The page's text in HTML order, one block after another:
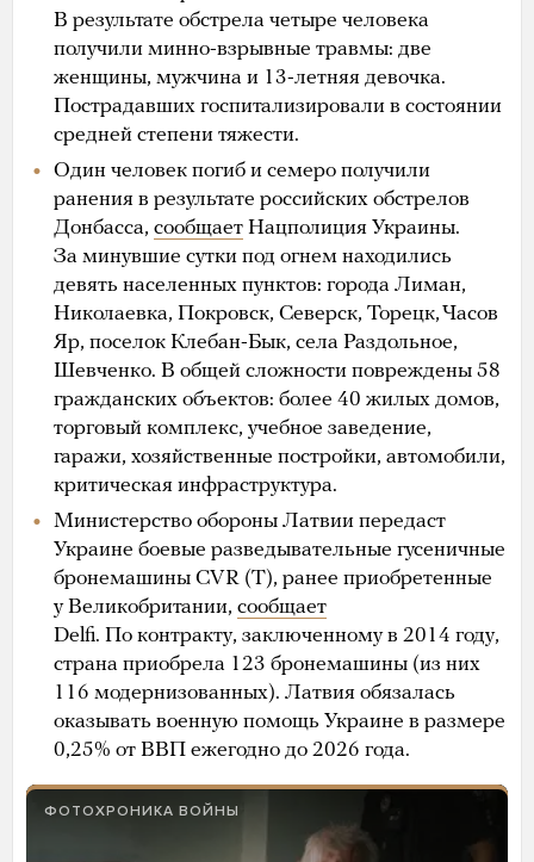
В результате обстрела четыре человека
получили минно-взрывные травмы: две
женщины, мужчина и 13-летняя девочка.
Пострадавших госпитализировали в состоянии
средней степени тяжести.
Один человек погиб и семеро получили
ранения в результате российских обстрелов
Донбасса, сообщает Нацполиция Украины.
За минувшие сутки под огнем находились
девять населенных пунктов: города Лиман,
Николаевка, Покровск, Северск, Торецк, Часов
Яр, поселок Клебан-Бык, села Раздольное,
Шевченко. В общей сложности повреждены 58
гражданских объектов: более 40 жилых домов,
торговый комплекс, учебное заведение,
гаражи, хозяйственные постройки, автомобили,
критическая инфраструктура.
Министерство обороны Латвии передаст
Украине боевые разведывательные гусеничные
бронемашины CVR (T), ранее приобретенные
у Великобритании, сообщает
Delfi. По контракту, заключенному в 2014 году,
страна приобрела 123 бронемашины (из них
116 модернизованных). Латвия обязалась
оказывать военную помощь Украине в размере
0,25% от ВВП ежегодно до 2026 года.
ФОТОХРОНИКА ВОЙНЫ